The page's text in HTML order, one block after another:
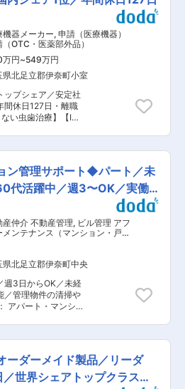
て案件全体をコント
案力を活かせる環
く、案件完了まで責
すい ・取引先は日本
で、安定性・案件
りません。都度新し
る機会が多く、他社
という精神でさま
。慣れて飽きるこ
名、20代1名） ・
からスタートしてい
、住宅メーカーなど
の範囲：会社の定める業務
きます。ものづく
感できます。 ＜業
備の機械設計(開
存設備の生産効率
とのやり取り ・簡
急な呼び出しほぼな
搬送機やAGVの設
な保全もご対応い
。わからないことは
です。机に向かっ
より、製造現場と
を聞きながら設計が
りがいを持って働け
)／うち機械設計7人
途の方もなじみや
久駅
カー通勤が可能で
トも充実させるこ
実績がございま
社者が増えておりま
員として、品質に
・バイ・ジャパン
内自社工場での一貫
可能な製品を提供
指しています。 変
機器メーカー, 申請（医療機器）
（OTC・医薬部外品）
円~549万円
県北足立郡伊奈町小室
ップシェア／安定社
間休日127日・離職
い虫歯治療】【IT
を誇る当社にて、
び、医療機器QMS関
業務詳細： 当社製
型変更など）、海外
部補助、並びに医
管理、規制当局・認
構成： 品質技術
います。 ■同社の
多様な働き方実践企
、経済産業省の健
イト1000の認定な
【グループ創業
ル展開】 医療機器
ており、平均伸び
を受けにくい安定
もに右肩上がりに推
えられるよう、「訪
設計・開発に着手し
ルを変える製品の設
ン管理サポート◆パート／未
代活躍中／週3〜OK／実働
産仲介 不動産管理, ビル管理 アフ
メンテナンス（マンション・戸
県北足立郡伊奈町中央
週3日からOK／未経
／管理物件の清掃や
方にピッタリのお仕
パート、マンショ
草作業（除草剤散
（機械式／自走草刈
件準備作業 ・リフ
ーダーメイド製品／リーダ
世界シェアトップクラスメ